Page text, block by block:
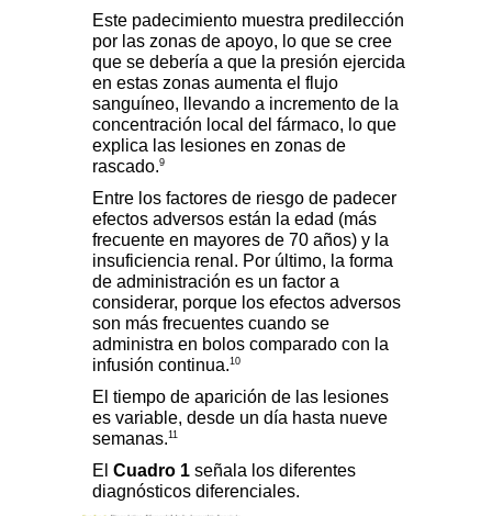
Este padecimiento muestra predilección
por las zonas de apoyo, lo que se cree
que se debería a que la presión ejercida
en estas zonas aumenta el flujo
sanguíneo, llevando a incremento de la
concentración local del fármaco, lo que
explica las lesiones en zonas de
rascado.9
Entre los factores de riesgo de padecer
efectos adversos están la edad (más
frecuente en mayores de 70 años) y la
insuficiencia renal. Por último, la forma
de administración es un factor a
considerar, porque los efectos adversos
son más frecuentes cuando se
administra en bolos comparado con la
infusión continua.10
El tiempo de aparición de las lesiones
es variable, desde un día hasta nueve
semanas.11
El Cuadro 1 señala los diferentes
diagnósticos diferenciales.